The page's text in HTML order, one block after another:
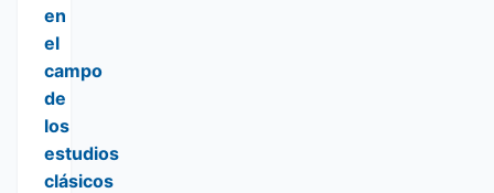
en
el
campo
de
los
estudios
clásicos